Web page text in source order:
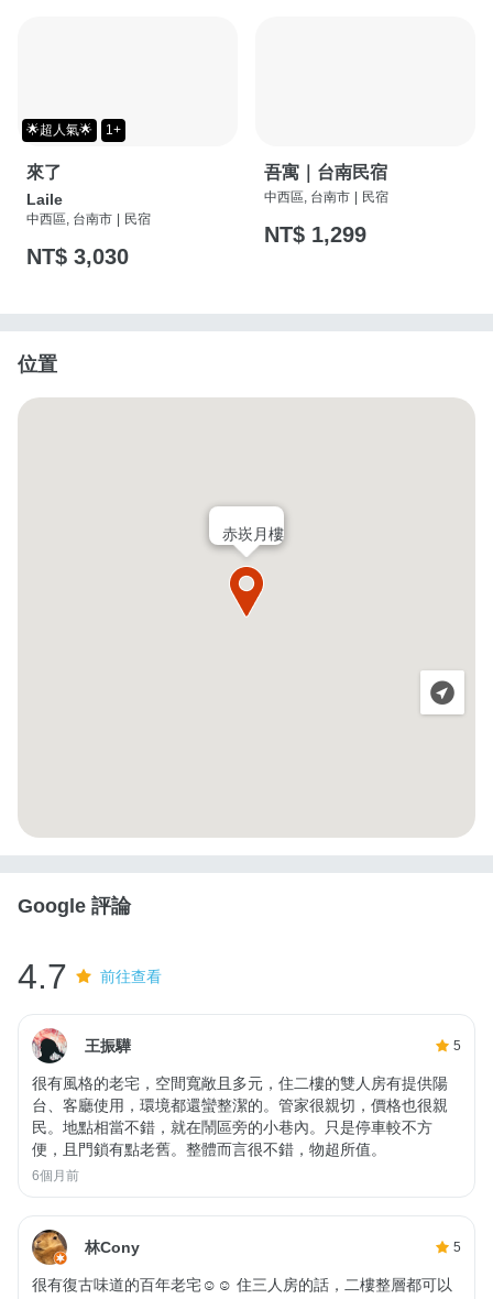
🌟超人氣🌟 1+
來了
Laile
中西區, 台南市 民宿
NT$ 3,030
吾寓｜台南民宿
中西區, 台南市 民宿
NT$ 1,299
位置
赤崁月樓
Google 評論
4.7 前往查看
王振驊 5
很有風格的老宅，空間寬敞且多元，住二樓的雙人房有提供陽
台、客廳使用，環境都還蠻整潔的。管家很親切，價格也很親
民。地點相當不錯，就在鬧區旁的小巷內。只是停車較不方
便，且門鎖有點老舊。整體而言很不錯，物超所值。
6個月前
林Cony 5
很有復古味道的百年老宅☺️☺️ 住三人房的話，二樓整層都可以